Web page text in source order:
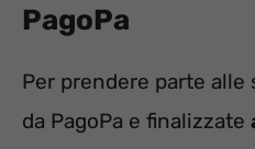
PagoPa
Per prendere parte
da PagoPa e finalizzate